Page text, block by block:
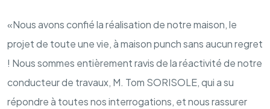
«Nous avons confié la réalisation de notre maison, le
projet de toute une vie, à maison punch sans aucun regret
! Nous sommes entièrement ravis de la réactivité de notre
conducteur de travaux, M. Tom SORISOLE, qui a su
répondre à toutes nos interrogations, et nous rassurer